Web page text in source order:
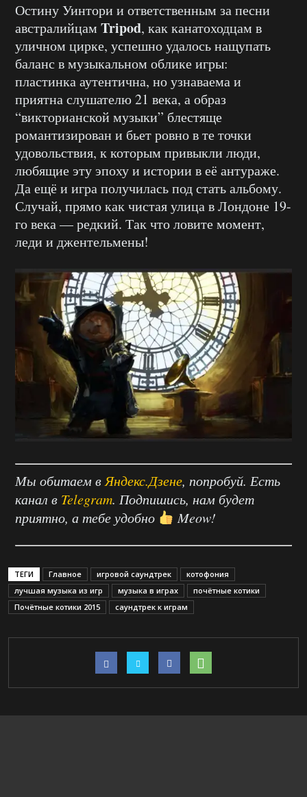
Остину Уинтори и ответственным за песни
австралийцам Tripod, как канатоходцам в
уличном цирке, успешно удалось нащупать
баланс в музыкальном облике игры:
пластинка аутентична, но узнаваема и
приятна слушателю 21 века, а образ
“викторианской музыки” блестяще
романтизирован и бьет ровно в те точки
удовольствия, к которым привыкли люди,
любящие эту эпоху и истории в её антураже.
Да ещё и игра получилась под стать альбому.
Случай, прямо как чистая улица в Лондоне 19-
го века — редкий. Так что ловите момент,
леди и джентельмены!
Мы обитаем вЯндекс.Дзене, попробуй. Есть
канал в Telegram. Подпишись, нам будет
приятно, а тебе удобно
Meow!
ТЕГИ Главное игровой саундтрек
котофония
лучшая музыка из игр
музыка в играх
почётные котики
Почётные котики 2015
саундтрек к играм